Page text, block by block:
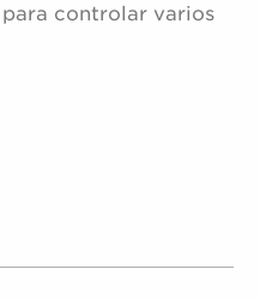
controlar varios